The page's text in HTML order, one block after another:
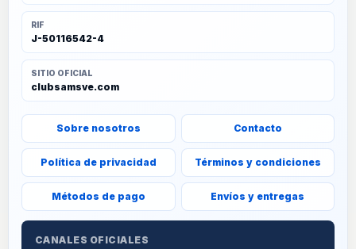
RIF
J-50116542-4
SITIO OFICIAL
clubsamsve.com
Sobre nosotros Contacto
Política de privacidad Términos y condiciones
Métodos de pago Envíos y entregas
CANALES OFICIALES